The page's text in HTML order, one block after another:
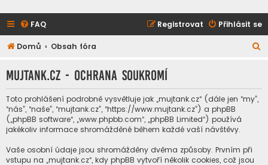
FAQ Přihlásit se
Registrovat
Domů Obsah fóra
d
mujtank.cz - Ochrana soukromí
Toto prohlášení podrobně vysvětluje jak „mujtank.cz“ (dále jen “my”,
“nás”, “naše”, “mujtank.cz”, “https://www.mujtank.cz”) a phpBB
(„phpBB software“, „www.phpbb.com“, „phpBB Limited“) používá
jakékoliv informace shromážděné během každé vaší návštěvy.
Vaše osobní údaje jsou shromážděny dvěma způsoby. Prvním při
vstupu na „mujtank.cz“, kdy phpBB vytvoří několik cookies, což jsou